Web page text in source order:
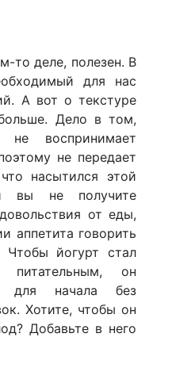
то деле, полезен. В
для нас
А вот о текстуре
Дело в том,
воспринимает
не передает
насытился этой
вы не получите
от еды,
аппетита говорить
Чтобы йогурт стал
питательным, он
для начала без
Хотите, чтобы он
Добавьте в него